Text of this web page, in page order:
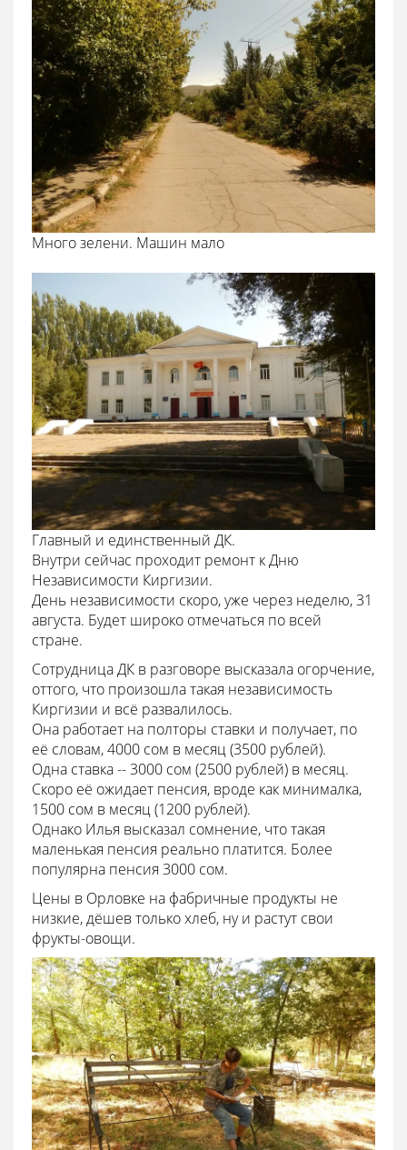
Много зелени. Машин мало
Главный и единственный ДК.
Внутри сейчас проходит ремонт к Дню
Независимости Киргизии.
День независимости скоро, уже через неделю, 31
августа. Будет широко отмечаться по всей
стране.
Сотрудница ДК в разговоре высказала огорчение,
оттого, что произошла такая независимость
Киргизии и всё развалилось.
Она работает на полторы ставки и получает, по
её словам, 4000 сом в месяц (3500 рублей).
Одна ставка -- 3000 сом (2500 рублей) в месяц.
Скоро её ожидает пенсия, вроде как минималка,
1500 сом в месяц (1200 рублей).
Однако Илья высказал сомнение, что такая
маленькая пенсия реально платится. Более
популярна пенсия 3000 сом.
Цены в Орловке на фабричные продукты не
низкие, дёшев только хлеб, ну и растут свои
фрукты-овощи.